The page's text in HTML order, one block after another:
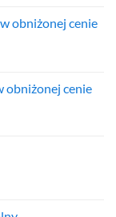
obniżonej cenie
obniżonej cenie